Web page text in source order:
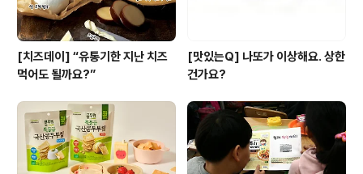
[치즈데이] “유통기한 지난 치즈
먹어도 될까요?”
[맛있는Q] 나또가 이상해요. 상한
건가요?